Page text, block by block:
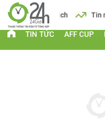
Lịch Tin mới
TIN TỨC AFF CUP